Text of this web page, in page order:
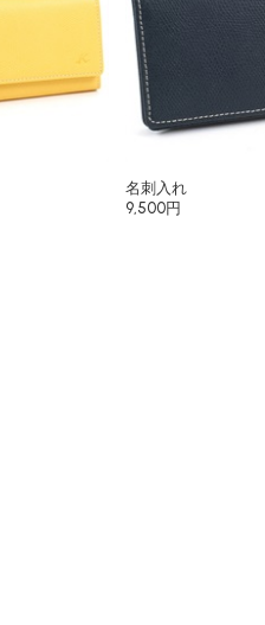
名刺入れ
9,500円